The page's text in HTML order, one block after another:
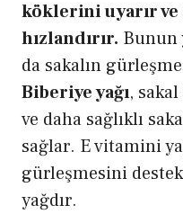
köklerini uyarır ve
hızlandırır. Bunun
da sakalın
Biberiye yağı,
ve daha sağlıklı
sağlar. E vitamini
gürleşmesini
yağdır.